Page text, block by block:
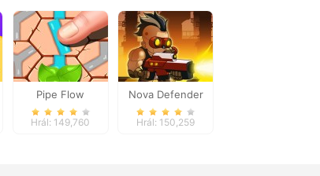
Pipe Flow
Hrál: 149,760
Nova Defender
Hrál: 150,259